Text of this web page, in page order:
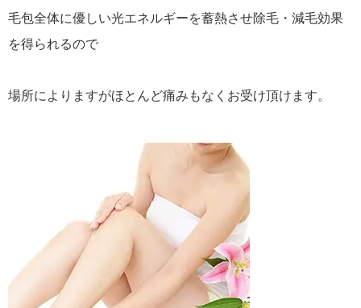
毛包全体に優しい光エネルギーを蓄熱させ除毛・減毛効果
を得られるので
場所によりますがほとんど痛みもなくお受け頂けます。